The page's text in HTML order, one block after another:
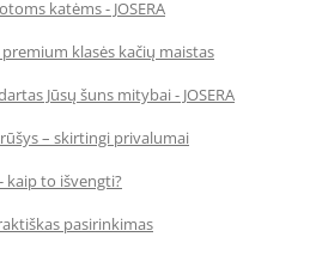
katėms - JOSERA
premium klasės kačių maistas
Jūsų šuns mitybai - JOSERA
– skirtingi privalumai
kaip to išvengti?
pasirinkimas